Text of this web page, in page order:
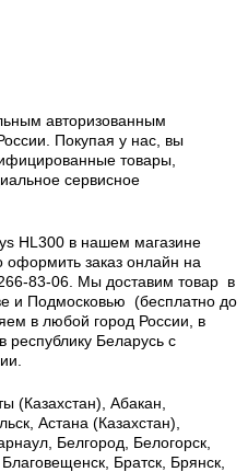
авторизованным
Покупая у нас, вы
товары,
сервисное
HL300 в нашем магазине
заказ онлайн на
83-06. Мы доставим товар в
и Подмосковью (бесплатно до
в любой город России, в
Беларусь с
(Казахстан), Абакан,
Астана (Казахстан),
Белгород, Белогорск,
Братск, Брянск,